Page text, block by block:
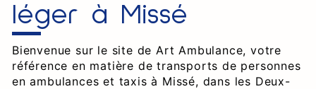
léger à Missé
Bienvenue sur le site de Art Ambulance, votre
référence en matière de transports de personnes
en ambulances et taxis à Missé, dans les Deux-